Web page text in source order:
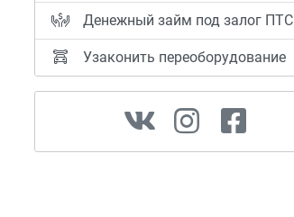
Денежный займ под залог ПТС
Узаконить переоборудование